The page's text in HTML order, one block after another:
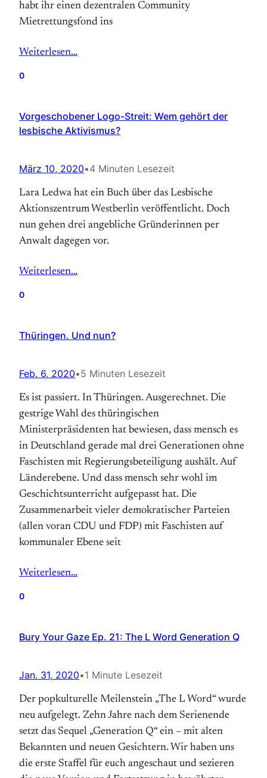
habt ihr einen dezentralen Community
Mietrettungsfond ins
Weiterlesen…
0
Vorgeschobener Logo-Streit: Wem gehört der
lesbische Aktivismus?
März 10, 2020•4 Minuten Lesezeit
Lara Ledwa hat ein Buch über das Lesbische
Aktionszentrum Westberlin veröffentlicht. Doch
nun gehen drei angebliche Gründerinnen per
Anwalt dagegen vor.
Weiterlesen…
0
Thüringen. Und nun?
Feb. 6, 2020•5 Minuten Lesezeit
Es ist passiert. In Thüringen. Ausgerechnet. Die
gestrige Wahl des thüringischen
Ministerpräsidenten hat bewiesen, dass mensch es
in Deutschland gerade mal drei Generationen ohne
Faschisten mit Regierungsbeteiligung aushält. Auf
Länderebene. Und dass mensch sehr wohl im
Geschichtsunterricht aufgepasst hat. Die
Zusammenarbeit vieler demokratischer Parteien
(allen voran CDU und FDP) mit Faschisten auf
kommunaler Ebene seit
Weiterlesen…
0
Bury Your Gaze Ep. 21: The L Word Generation Q
Jan. 31, 2020•1 Minute Lesezeit
Der popkulturelle Meilenstein „The L Word“ wurde
neu aufgelegt. Zehn Jahre nach dem Serienende
setzt das Sequel „Generation Q“ ein – mit alten
Bekannten und neuen Gesichtern. Wir haben uns
die erste Staffel für euch angeschaut und sezieren